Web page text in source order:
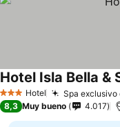
3 Estrellas
Hotel Spa exclusivo
Hotel Isla Bella &
8,3 Muy bueno 4.017